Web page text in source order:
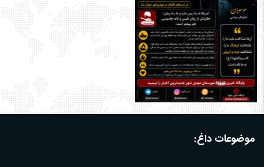
موضوعات داغ: